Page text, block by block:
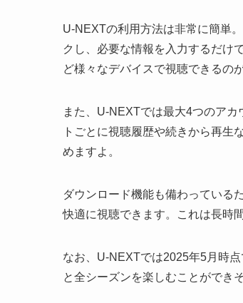
U-NEXTの利用方法は非常に簡単
クし、必要な情報を入力するだけ
ど様々なデバイスで視聴できるの
また、U-NEXTでは最大4つのア
トごとに視聴履歴や続きから再生
めますよ。
ダウンロード機能も備わっている
快適に視聴できます。これは長時
なお、U-NEXTでは2025年5月時
と全シーズンを楽しむことができ